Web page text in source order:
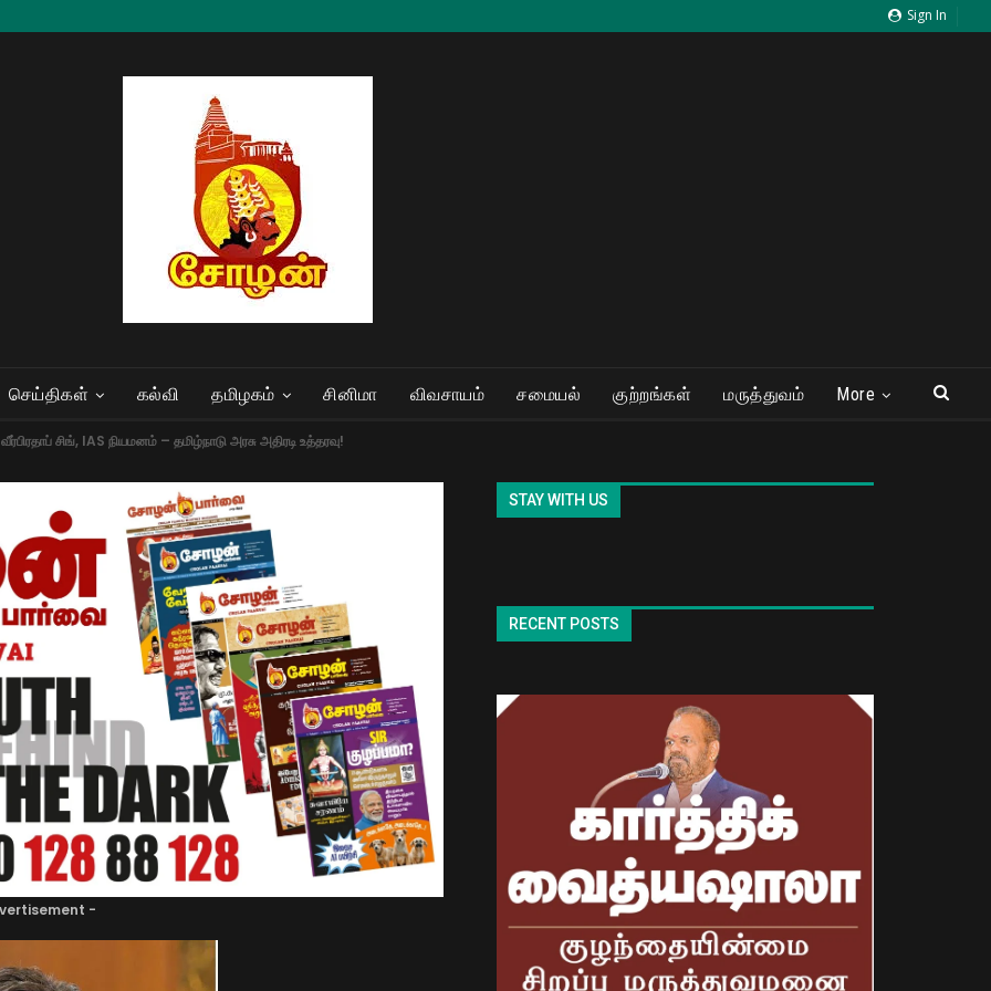
Sign In
செய்திகள் கல்வி தமிழகம் சினிமா விவசாயம் சமையல் குற்றங்கள் மருத்துவம் More
சிங், IAS நியமனம் – தமிழ்நாடு அரசு அதிரடி உத்தரவு!
-
STAY WITH US
RECENT POSTS